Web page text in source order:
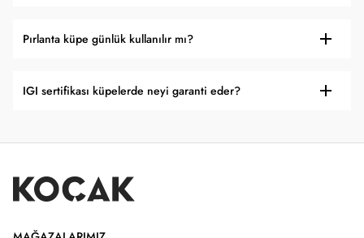
Pırlanta küpe günlük kullanılır mı?
IGI sertifikası küpelerde neyi garanti eder?